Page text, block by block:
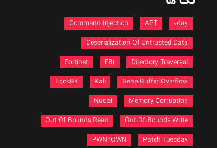
Command Injection
Deserialization Of Untrusted Data
Directory Traversal
Fortinet
Heap Buffer Overflow
LockBit
Memory Corruption
Nuclei
Out-Of-Bounds Write
Out Of Bounds Read
Patch Tuesday
PWN2OWN